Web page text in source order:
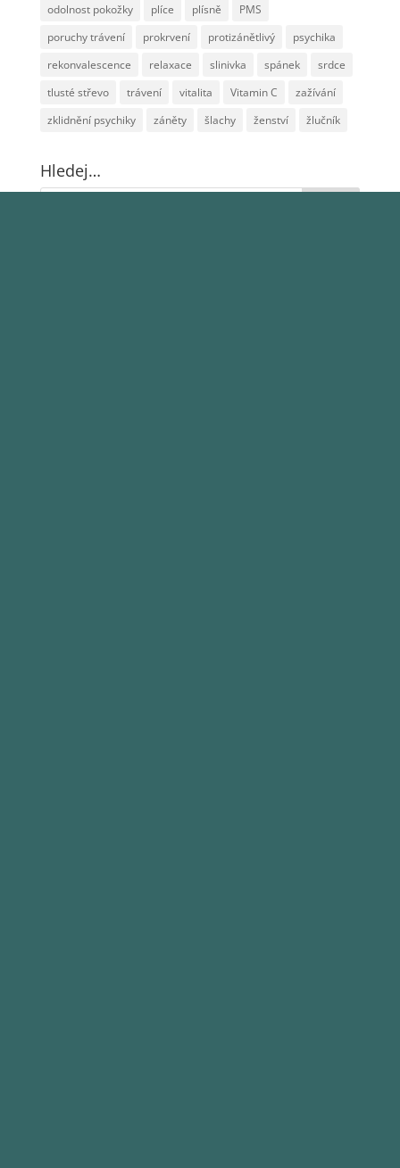
odolnost pokožky
plíce plísně
PMS
poruchy trávení
prokrvení protizánětlivý
psychika
rekonvalescence
relaxace slinivka spánek
srdce
tlusté střevo
trávení vitalita Vitamin C
zažívání
zklidnění psychiky
záněty šlachy ženství žlučník
Hledej…